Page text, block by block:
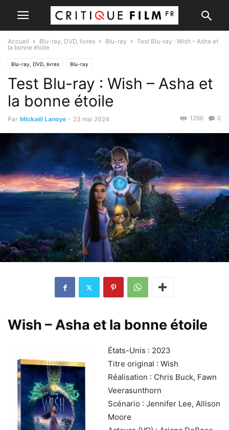
Accueil Blu-ray, DVD, livres Blu-ray
Test Blu-ray : Wish – Asha et
la bonne étoile
Blu-ray, DVD, livres Blu-ray
Test Blu-ray : Wish – Asha et
la bonne étoile
Par Mickaël Lanoye - 23 mai 2024 0
1266
Wish – Asha et la bonne étoile
États-Unis : 2023
Titre original : Wish
Réalisation : Chris Buck, Fawn
Veerasunthorn
Scénario : Jennifer Lee, Allison
Moore